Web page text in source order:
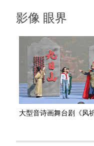
影像 眼界